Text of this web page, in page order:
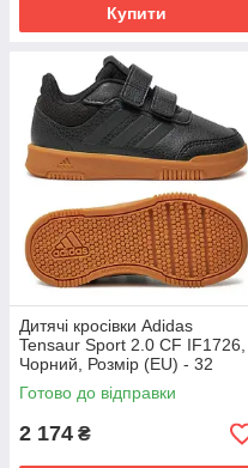
Купити
Дитячі кросівки Adidas
Tensaur Sport 2.0 CF IF1726,
Чорний, Розмір (EU) - 32
Готово до відправки
2 174 ₴